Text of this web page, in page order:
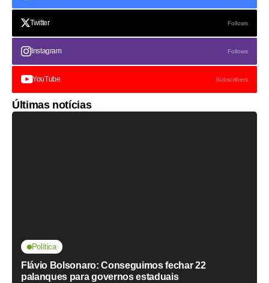
Twitter Follows
Instagram Follows
YouTube Subscribers
Últimas notícias
Política
Flávio Bolsonaro: Conseguimos fechar 22
palanques para governos estaduais